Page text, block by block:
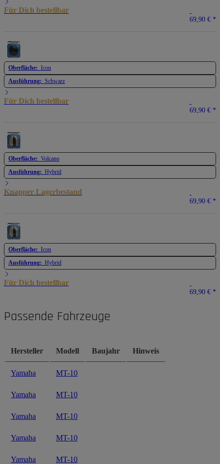
Für Dich bestellbar
69,90 € *
Oberfläche: Icon
Ausführung: Schwarz
Für Dich bestellbar
69,90 € *
Oberfläche: Volcano
Ausführung: Hybrid
Knapper Lagerbestand
69,90 € *
Oberfläche: Icon
Ausführung: Hybrid
Für Dich bestellbar
69,90 € *
Passende Fahrzeuge
Hersteller Modell Baujahr Hinweis
Yamaha MT-10
Yamaha MT-10
Yamaha MT-10
Yamaha MT-10
Yamaha MT-10